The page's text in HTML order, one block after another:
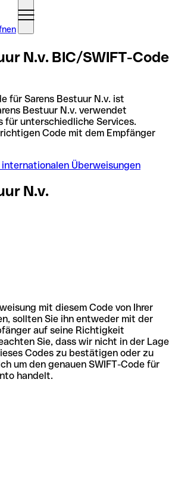
N.v. BIC/SWIFT-Code
für Sarens Bestuur N.v. ist
Bestuur N.v. verwendet
für unterschiedliche Services.
Code mit dem Empfänger
internationalen Überweisungen
N.v.
mit diesem Code von Ihrer
sollten Sie ihn entweder mit der
auf seine Richtigkeit
Sie, dass wir nicht in der Lage
Codes zu bestätigen oder zu
um den genauen SWIFT-Code für
handelt.